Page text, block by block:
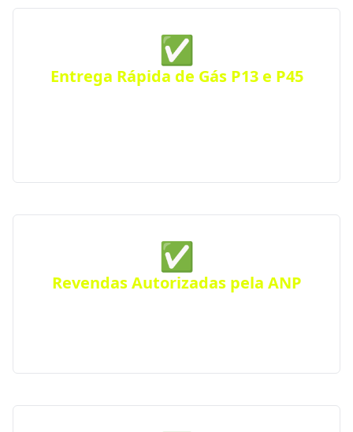
✅
Entrega Rápida de Gás P13 e P45
✅
Revendas Autorizadas pela ANP